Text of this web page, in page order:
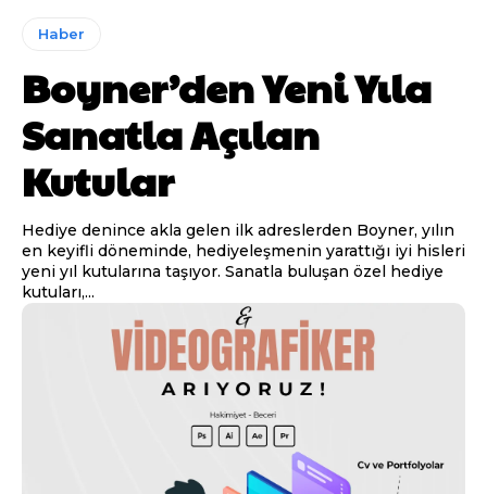
Haber
Boyner’den Yeni Yıla
Sanatla Açılan
Kutular
Hediye denince akla gelen ilk adreslerden Boyner, yılın
en keyifli döneminde, hediyeleşmenin yarattığı iyi hisleri
yeni yıl kutularına taşıyor. Sanatla buluşan özel hediye
kutuları,...